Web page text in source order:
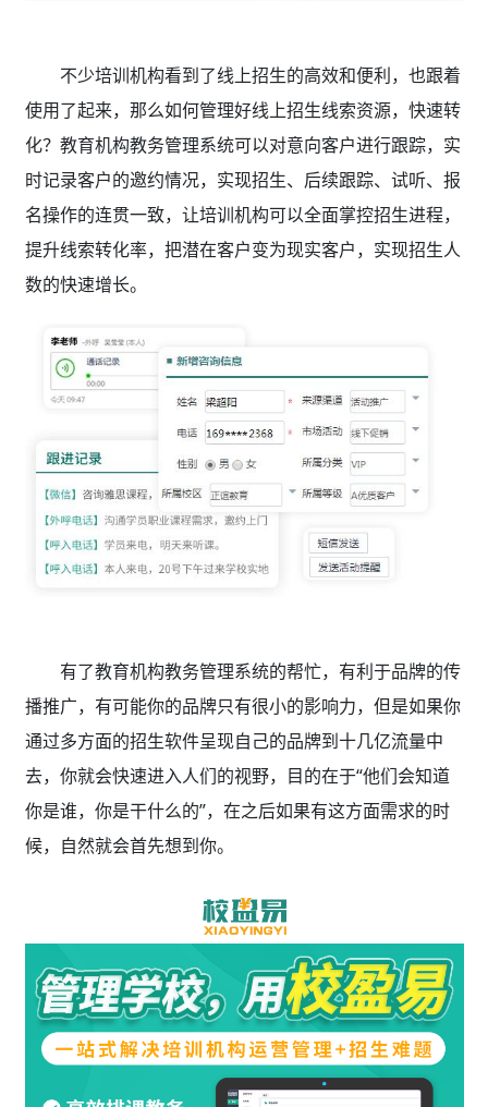
不少培训机构看到了线上招生的高效和便利，也跟着
使用了起来，那么如何管理好线上招生线索资源，快速转
化？教育机构教务管理系统可以对意向客户进行跟踪，实
时记录客户的邀约情况，实现招生、后续跟踪、试听、报
名操作的连贯一致，让培训机构可以全面掌控招生进程，
提升线索转化率，把潜在客户变为现实客户，实现招生人
数的快速增长。
有了教育机构教务管理系统的帮忙，有利于品牌的传
播推广，有可能你的品牌只有很小的影响力，但是如果你
通过多方面的招生软件呈现自己的品牌到十几亿流量中
去，你就会快速进入人们的视野，目的在于“他们会知道
你是谁，你是干什么的”，在之后如果有这方面需求的时
候，自然就会首先想到你。